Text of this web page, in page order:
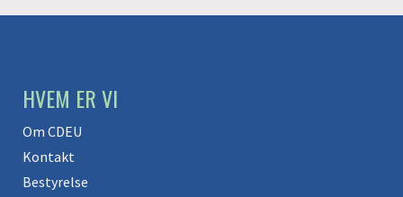
HVEM ER VI
Om CDEU
Kontakt
Bestyrelse